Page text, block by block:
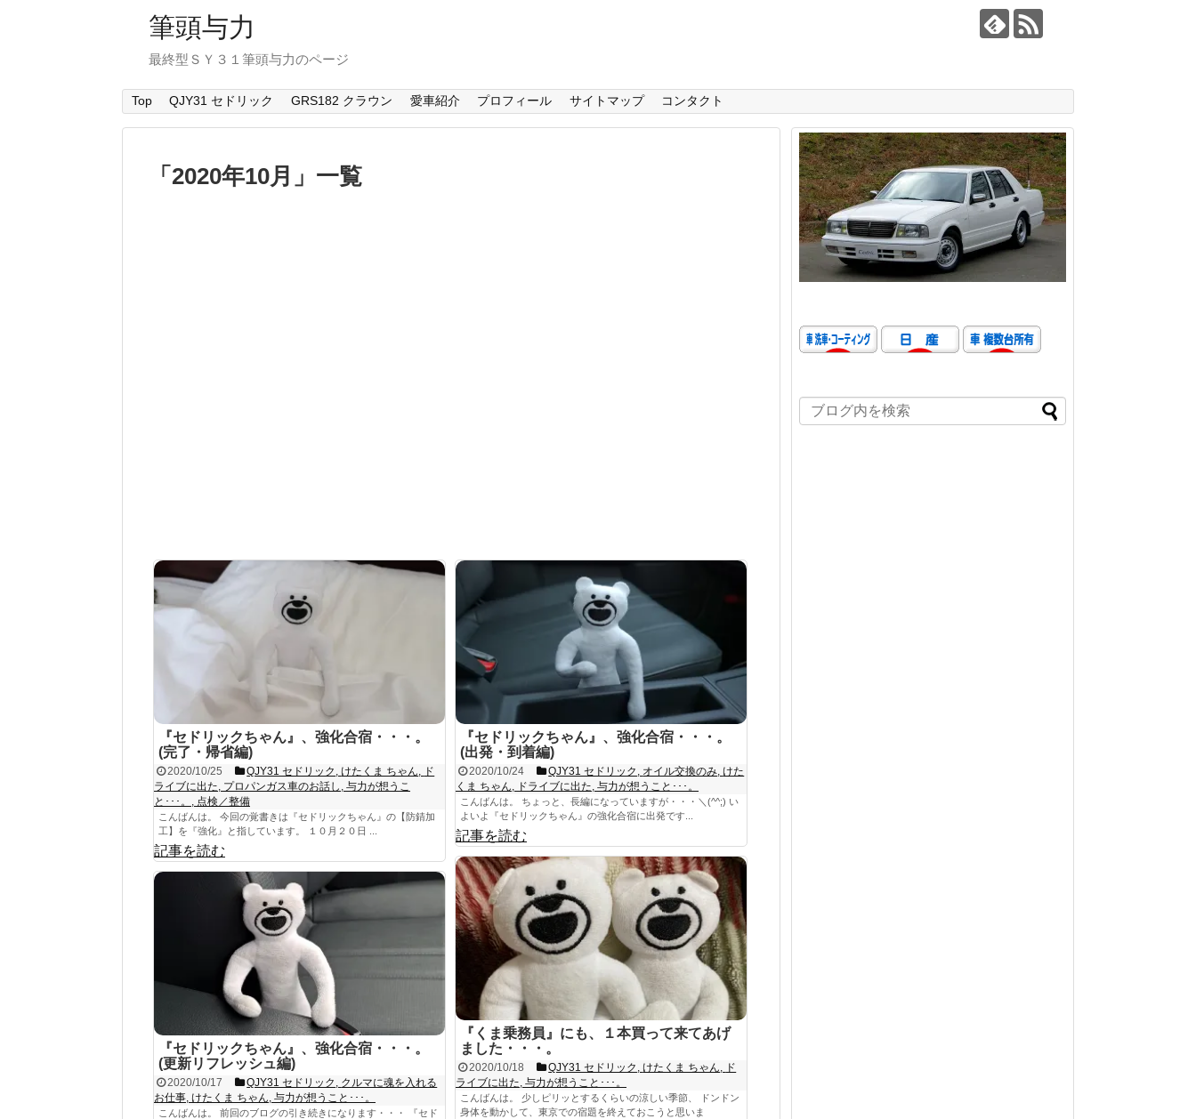
筆頭与力
最終型ＳＹ３１筆頭与力のページ
Top QJY31 セドリック GRS182 クラウン 愛車紹介 プロフィール サイトマップ コンタクト
「 2020年10月 」 一覧
『セドリックちゃん』、強化合宿・・・。
(完了・帰省編)
2020/10/25 QJY31 セドリック けたくま ちゃん
ド
ライブに出た プロパンガス車のお話し 与力が想うこ
と･･･。
点検／整備
こんばんは。 今回の覚書きは『セドリックちゃん』の【防錆加
工】を『強化』と指しています。 １０月２０日 ...
記事を読む
『セドリックちゃん』、強化合宿・・・。
(出発・到着編)
2020/10/24 QJY31 セドリック オイル交換のみ けた
くま ちゃん
ドライブに出た 与力が想うこと･･･。
こんばんは。 ちょっと、長編になっていますが・・・＼(^^;) い
よいよ『セドリックちゃん』の強化合宿に出発です...
記事を読む
『くま乗務員』にも、１本買って来てあげ
ました・・・。
2020/10/18 QJY31 セドリック けたくま ちゃん
ド
ライブに出た 与力が想うこと･･･。
こんばんは。 少しピリッとするくらいの涼しい季節、 ドンドン
身体を動かして、東京での宿題を終えておこうと思いま
『セドリックちゃん』、強化合宿・・・。
(更新リフレッシュ編)
2020/10/17 QJY31 セドリック
クルマに魂を入れる
お仕事 けたくま ちゃん 与力が想うこと･･･。
こんばんは。 前回のブログの引き続きになります・・・ 『セド